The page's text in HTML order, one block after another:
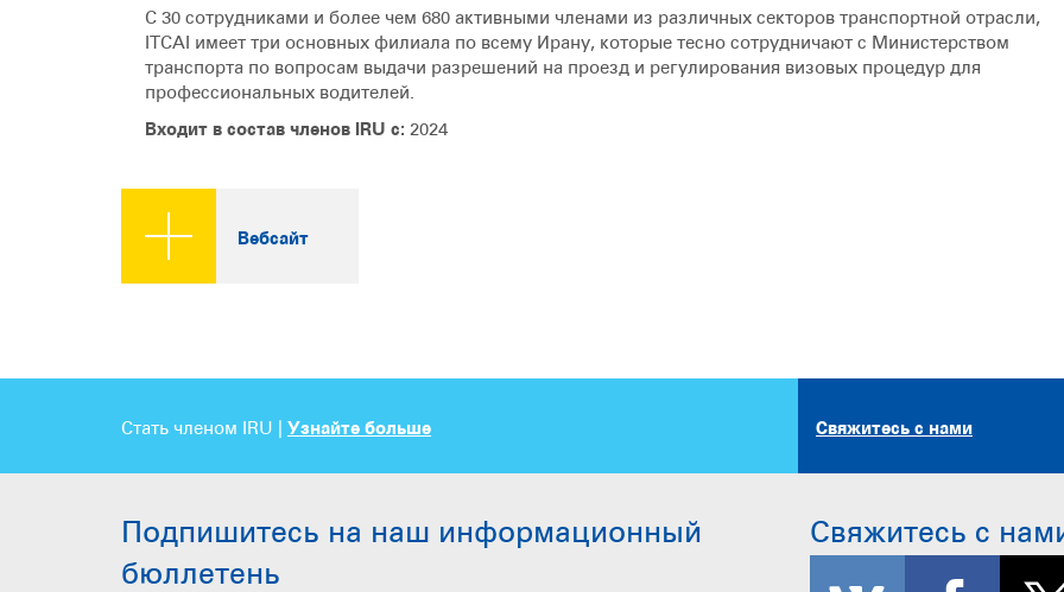
С 30 сотрудниками и более чем 680 активными членами из различных секторов транспортной отрасли,
ITCAI имеет три основных филиала по всему Ирану, которые тесно сотрудничают с Министерством
транспорта по вопросам выдачи разрешений на проезд и регулирования визовых процедур для
профессиональных водителей.
Входит в состав членов IRU с: 2024
Вебсайт
Стать членом IRU | Узнайте больше Свяжитесь с нами
Подпишитесь на наш информационный
бюллетень
Свяжитесь с